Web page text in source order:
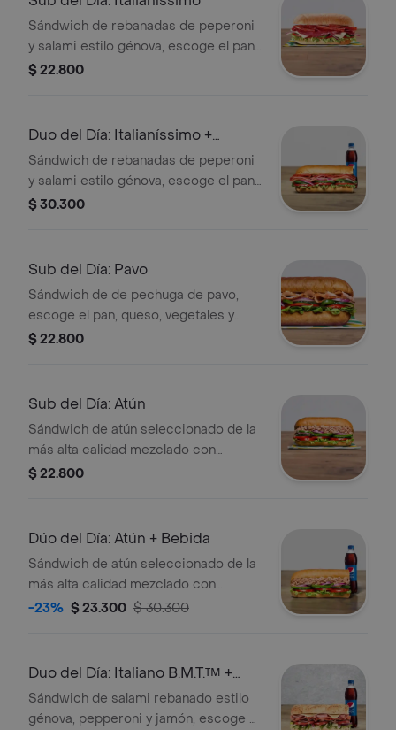
Sándwich de rebanadas de peperoni
y salami estilo génova, escoge el pan,
queso americano, vegetales y salsas
$ 22.800
Duo del Día: Italianíssimo +
Bebida
Sándwich de rebanadas de peperoni
y salami estilo génova, escoge el pan,
queso americano, vegetales y salsas
$ 30.300
Sub del Día: Pavo
Sándwich de de pechuga de pavo,
escoge el pan, queso, vegetales y
salsas que prefieras.
$ 22.800
Sub del Día: Atún
Sándwich de atún seleccionado de la
más alta calidad mezclado con
mayonesa, escoge el pan, queso
$ 22.800
Dúo del Día: Atún + Bebida
Sándwich de atún seleccionado de la
más alta calidad mezclado con
mayonesa, escoge el pan, queso
bebida a elección.
-23% $ 23.300 $ 30.300
Duo del Día: Italiano B.M.T.™ +
Bebida
Sándwich de salami rebanado estilo
génova, pepperoni y jamón, escoge el